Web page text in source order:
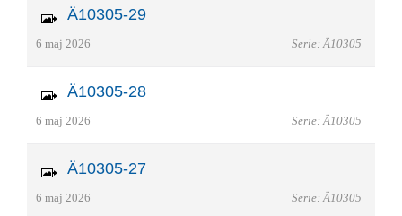
Ä10305-29
6 maj 2026 Serie: Ä10305
Ä10305-28
6 maj 2026 Serie: Ä10305
Ä10305-27
6 maj 2026 Serie: Ä10305